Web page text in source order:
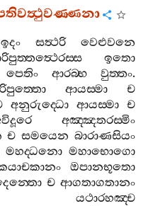
ඉදං සත්‍ථරි
වෙළුවනෙ
ඉතො
පෙතිං ආරබ‍්භ වුත‍්තං.
ආයස‍්මා
ච
අනුරුද‍්ධො ආයස‍්මා ච
අඤ‍්ඤතරස‍්මිං
ච සමයෙන බාරාණසියං
මහද‍්ධනො මහාභොගො
ඔපානභූතො
ච ආගතාගතානං
යථාරහඤ‍්ච